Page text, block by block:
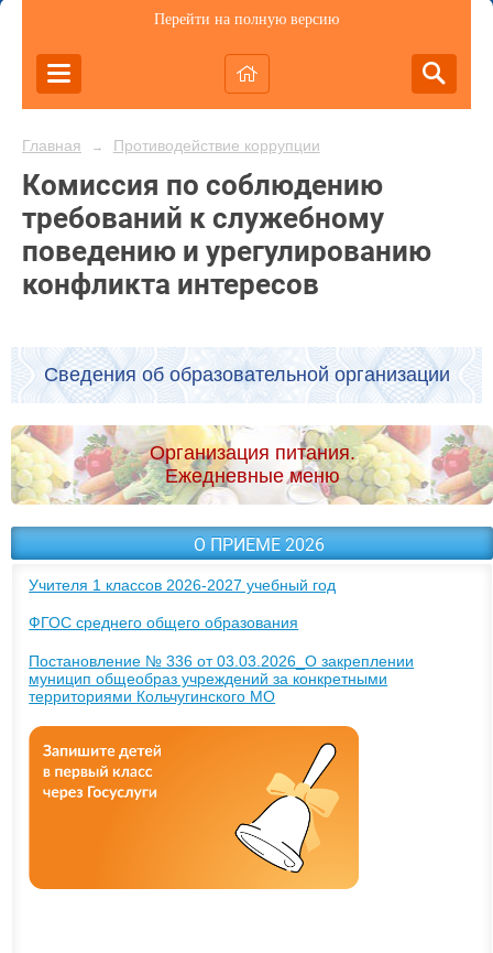
Перейти на полную версию
Главная → Противодействие коррупции
Комиссия по соблюдению
требований к служебному
поведению и урегулированию
конфликта интересов
Сведения об образовательной организации
Организация питания.
Ежедневные меню
О ПРИЕМЕ 2026
Учителя 1 классов 2026-2027 учебный год
ФГОС среднего общего образования
Постановление № 336 от 03.03.2026_О закреплении
муницип общеобраз учреждений за конкретными
территориями Кольчугинского МО